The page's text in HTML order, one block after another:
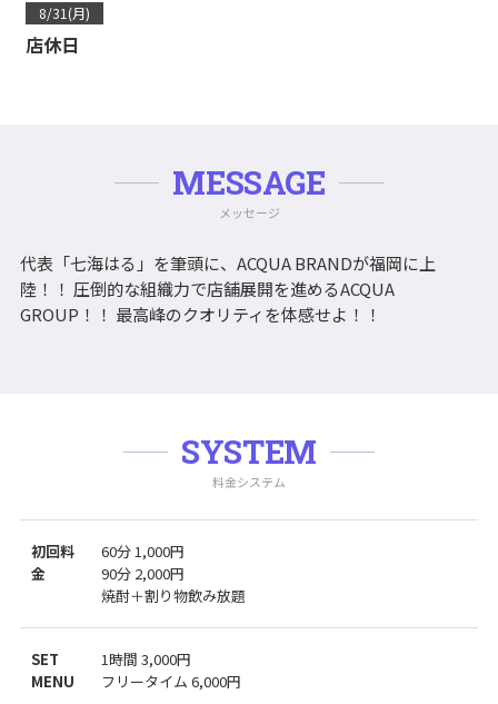
8/31(月)
店休日
MESSAGE
メッセージ
代表「七海はる」を筆頭に、ACQUA BRANDが福岡に上
陸！！ 圧倒的な組織力で店舗展開を進めるACQUA
GROUP！！ 最高峰のクオリティを体感せよ！！
SYSTEM
料金システム
初回料
金
60分 1,000円
90分 2,000円
焼酎＋割り物飲み放題
SET
MENU
1時間 3,000円
フリータイム 6,000円